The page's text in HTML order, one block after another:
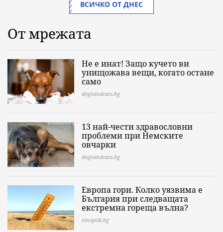
ВСИЧКО ОТ ДНЕС
От мрежата
Не е инат! Защо кучето ви
унищожава вещи, когато остане
само
dogsandcats.bg
13 най-чести здравословни
проблеми при Немските
овчарки
dogsandcats.bg
Европа гори. Колко уязвима е
България при следващата
екстремна гореща вълна?
sinoptik.bg